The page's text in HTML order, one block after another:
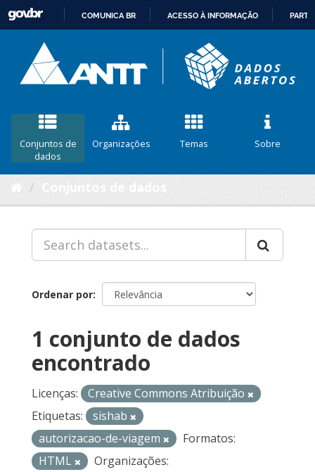
CONTEÚDO
COMUNICA BR ACESSO À INFORMAÇÃO
Conjuntos de
dados
Organizações Temas Sobre
Ordenar por
1 conjunto de dados
encontrado
Licenças:
Creative Commons Atribuição
Etiquetas:
sishab
autorizacao-de-viagem
Formatos:
HTML
Organizações: